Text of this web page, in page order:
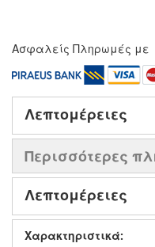
Ασφαλείς Πληρωμές με
Λεπτομέρειες
Περισσότερες
Λεπτομέρειες
Χαρακτηριστικά: